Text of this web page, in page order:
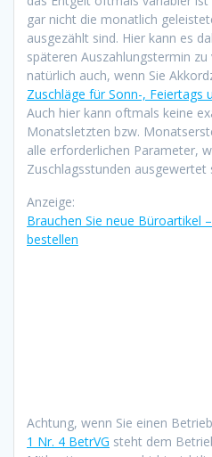
gar nicht die monatlich
ausgezählt sind. Hier kann es
späteren Auszahlungstermin zu
natürlich auch, wenn Sie
Zuschläge für Sonn-, Feiertags
Auch hier kann oftmals keine
Monatsletzten bzw.
alle erforderlichen Parameter,
Zuschlagsstunden ausgewertet
Anzeige:
Brauchen Sie neue Büroartikel
bestellen
Achtung, wenn Sie einen
1 Nr. 4 BetrVG steht dem